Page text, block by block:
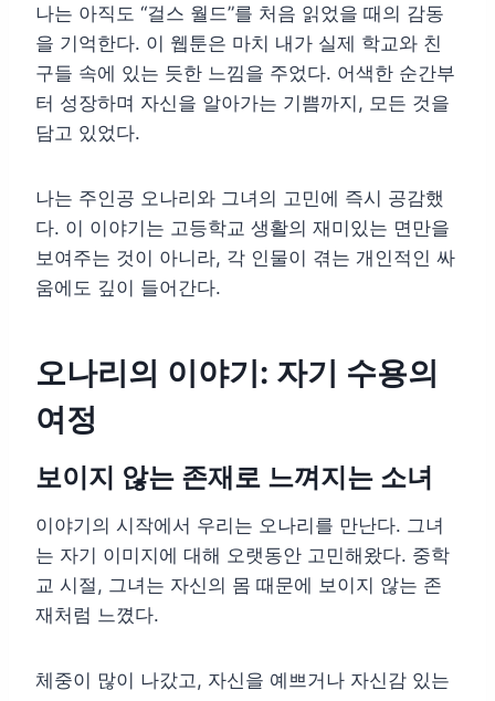
나는 아직도 “걸스 월드”를 처음 읽었을 때의 감동
을 기억한다. 이 웹툰은 마치 내가 실제 학교와 친
구들 속에 있는 듯한 느낌을 주었다. 어색한 순간부
터 성장하며 자신을 알아가는 기쁨까지, 모든 것을
담고 있었다.
나는 주인공 오나리와 그녀의 고민에 즉시 공감했
다. 이 이야기는 고등학교 생활의 재미있는 면만을
보여주는 것이 아니라, 각 인물이 겪는 개인적인 싸
움에도 깊이 들어간다.
오나리의 이야기: 자기 수용의
여정
보이지 않는 존재로 느껴지는 소녀
이야기의 시작에서 우리는 오나리를 만난다. 그녀
는 자기 이미지에 대해 오랫동안 고민해왔다. 중학
교 시절, 그녀는 자신의 몸 때문에 보이지 않는 존
재처럼 느꼈다.
체중이 많이 나갔고, 자신을 예쁘거나 자신감 있는